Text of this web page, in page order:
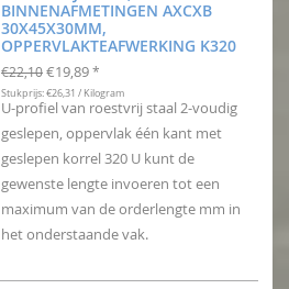
BINNENAFMETINGEN AXCXB
30X45X30MM,
OPPERVLAKTEAFWERKING K320
€22,10 €19,89 *
Stukprijs: €26,31 / Kilogram
U-profiel van roestvrij staal 2-voudig
geslepen, oppervlak één kant met
geslepen korrel 320 U kunt de
gewenste lengte invoeren tot een
maximum van de orderlengte mm in
het onderstaande vak.